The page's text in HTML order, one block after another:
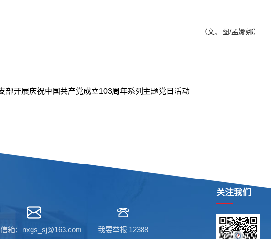
（文、图/孟娜娜）
开展庆祝中国共产党成立103周年系列主题党日活动
箱：nxgs_sj@163.com 我要举报 12388
关注我们